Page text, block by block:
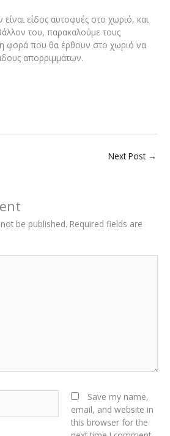
είναι είδος αυτοφυές στο χωριό, και
του, παρακαλούμε τους
φορά που θα έρθουν στο χωριό να
απορριμμάτων.
Next Post →
be published. Required fields are
Save my name,
email, and website in
this browser for the